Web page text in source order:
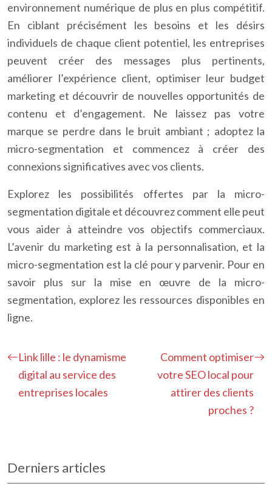
environnement numérique de plus en plus compétitif.
En ciblant précisément les besoins et les désirs
individuels de chaque client potentiel, les entreprises
peuvent créer des messages plus pertinents,
améliorer l’expérience client, optimiser leur budget
marketing et découvrir de nouvelles opportunités de
contenu et d’engagement. Ne laissez pas votre
marque se perdre dans le bruit ambiant ; adoptez la
micro-segmentation et commencez à créer des
connexions significatives avec vos clients.
Explorez les possibilités offertes par la micro-
segmentation digitale et découvrez comment elle peut
vous aider à atteindre vos objectifs commerciaux.
L’avenir du marketing est à la personnalisation, et la
micro-segmentation est la clé pour y parvenir. Pour en
savoir plus sur la mise en œuvre de la micro-
segmentation, explorez les ressources disponibles en
ligne.
Link lille : le dynamisme
digital au service des
entreprises locales
Comment optimiser
votre SEO local pour
attirer des clients
proches ?
Derniers articles